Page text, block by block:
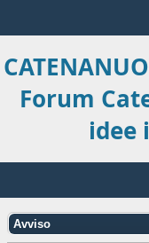
Forum
idee
Avviso